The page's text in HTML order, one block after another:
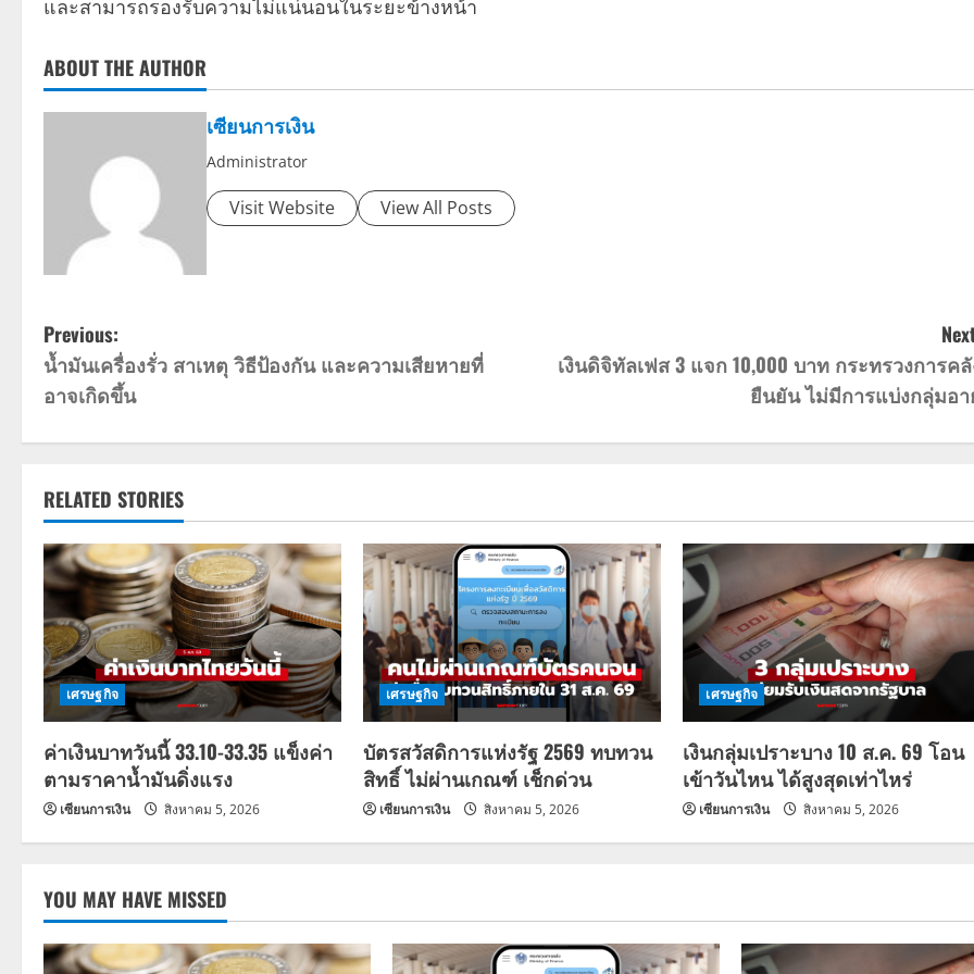
และสามารถรองรับความไม่แน่นอนในระยะข้างหน้า
ABOUT THE AUTHOR
เซียนการเงิน
Administrator
Visit Website View All Posts
P
o
s
n
a
v
i
g
a
t
i
o
n
Previous:
น้ำมันเครื่องรั่ว สาเหตุ วิธีป้องกัน และความเสียหายที่
อาจเกิดขึ้น
เงินดิจิทัลเฟส 3 แจก 10,000 บาท กระทรวงการค
ยืนยัน ไม่มีการแบ่งกลุ่มอา
RELATED STORIES
เศรษฐกิจ
ค่าเงินบาทวันนี้ 33.10-33.35 แข็งค่า
ตามราคาน้ำมันดิ่งแรง
เซียนการเงิน สิงหาคม 5, 2026
เศรษฐกิจ
บัตรสวัสดิการแห่งรัฐ 2569 ทบทวน
สิทธิ์ ไม่ผ่านเกณฑ์ เช็กด่วน
เซียนการเงิน สิงหาคม 5, 2026
เศรษฐกิจ
เงินกลุ่มเปราะบาง 10 ส.ค. 69 โอน
เข้าวันไหน ได้สูงสุดเท่าไหร่
เซียนการเงิน สิงหาคม 5, 2026
YOU MAY HAVE MISSED